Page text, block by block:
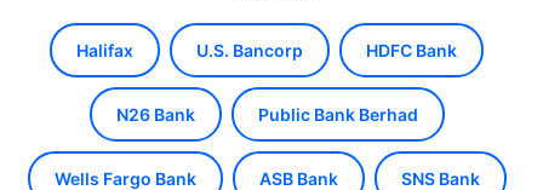
Halifax U.S. Bancorp HDFC Bank
N26 Bank Public Bank Berhad
Wells Fargo Bank ASB Bank SNS Bank